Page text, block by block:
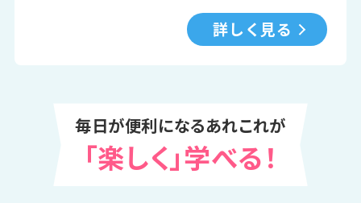
詳しく見る
毎日が便利になるあれこれが
「楽しく」学べる！